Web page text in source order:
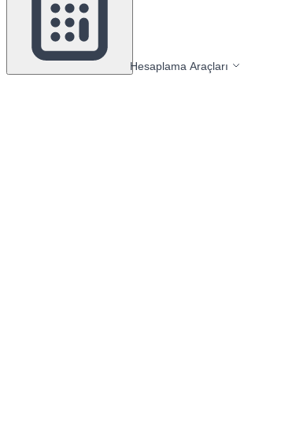
Hesaplama Araçları